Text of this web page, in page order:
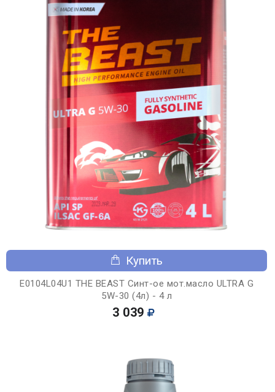
Купить
E0104L04U1 THE BEAST Синт-ое мот.масло ULTRA G
5W-30 (4л) - 4 л
3 039